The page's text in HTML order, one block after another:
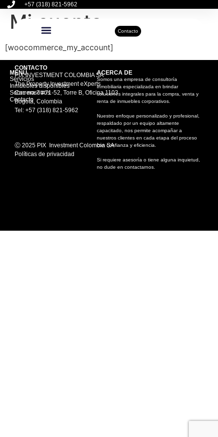
+57 (318) 821-5962
Contacto
Mi cuenta
[woocommerce_my_account]
MENÚ
Servicios
Inmuebles disponibles
Sobre nosotros
Contacto
ACERCA DE
Somos una empresa de consultoría
inmobiliaria especializada en brindar
soluciones integrales para la compra, venta y
renta de inmuebles corporativos.
Nuestro enfoque personalizado y profesional,
respaldado por un equipo altamente
capacitado, nos permite acompañar a
nuestros clientes en cada etapa del proceso
con confianza y eficiencia.
Si requiere asesoría o tiene alguna inquietud,
no dude en contactarnos.
CONTACTO
PIX INVESTMENT COLOMBIA SA
The Property Investment eXperts
Carrera 7 #71-52, Torre B, Oficina 1103
Bogotá, Colombia
Tel: +57 (318) 821-5962
Ⓒ 2025 PIX Investment Colombia SA
Políticas de privacidad